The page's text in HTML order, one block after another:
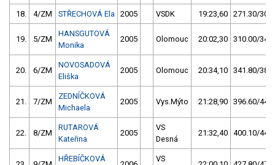
18. 4/ZM STŘECHOVÁ Ela 2005 VSDK 19:23,60 271.30/30,4
19. 5/ZM
HANSGUTOVÁ
Monika
2005 Olomouc 20:02,30 310.00/34,7
20. 6/ZM
NOVOSADOVÁ
Eliška
2005 Olomouc 20:34,10 341.80/38,3
21. 7/ZM
ZEDNÍČKOVÁ
Michaela
2005 Vys.Mýto 21:28,90 396.60/44,4
22. 8/ZM
RUTAROVÁ
Kateřina
2005
VS
Desná
21:32,40 400.10/44,8
HŘEBÍČKOVÁ VS